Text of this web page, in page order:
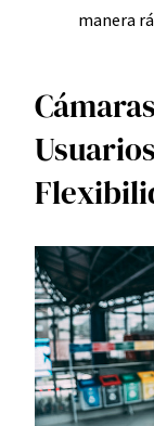
manera